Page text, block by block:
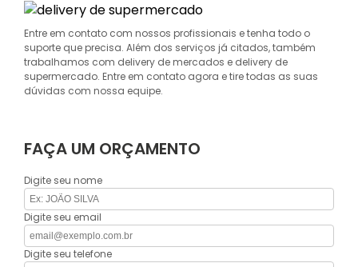
Entre em contato com nossos profissionais e tenha todo o
suporte que precisa. Além dos serviços já citados, também
trabalhamos com delivery de mercados e delivery de
supermercado. Entre em contato agora e tire todas as suas
dúvidas com nossa equipe.
FAÇA UM ORÇAMENTO
Digite seu nome
Digite seu email
Digite seu telefone